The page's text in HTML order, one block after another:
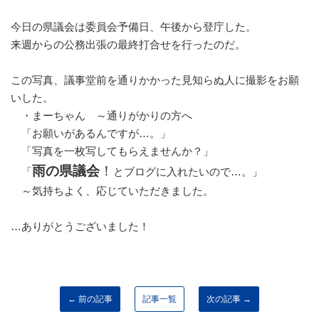
今日の県議会は委員会予備日、 午後から登庁した。
来週からの公務出張の最終打合せを行ったのだ。
この写真、議事堂前を通りかかった見知らぬ人に撮影をお願
いした。
・まーちゃん
～通りがかりの方へ
「お願いがあるんですが…。」
「写真を一枚写してもらえませんか？」
「雨の県議会！ とブログに入れたいので…。」
～気持ちよく、応じていただきました。
…ありがとうございました ！
← 前の記事 記事一覧 次の記事 →